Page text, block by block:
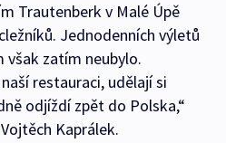
Trautenberk v Malé Úpě
Jednodenních výletů
však zatím neubylo.
restauraci, udělají si
odjíždí zpět do Polska,“
Kaprálek.